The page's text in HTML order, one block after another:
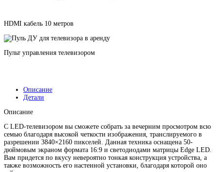
HDMI кабель 10 метров
Пульт управления телевизором
Описание
Детали
Описание
С LED-телевизором вы сможете собрать за вечерним просмотром всю
семью благодаря высокой четкости изображения, транслируемого в
разрешении 3840×2160 пикселей. Данная техника оснащена 50-
дюймовым экраном формата 16:9 и светодиодами матрицы Edge LED.
Вам придется по вкусу невероятно тонкая конструкция устройства, а
также возможность его настенной установки, благодаря которой оно